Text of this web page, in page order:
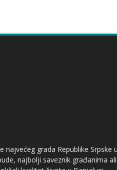
grada Republike Srpske u
najbolji saveznik građanima